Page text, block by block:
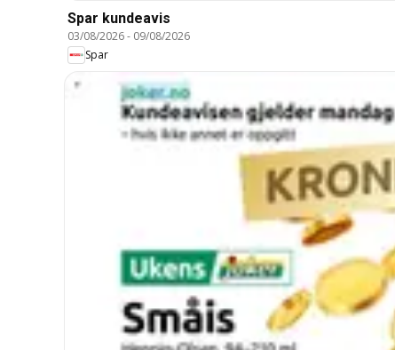
Spar kundeavis
03/08/2026- 09/08/2026
Spar